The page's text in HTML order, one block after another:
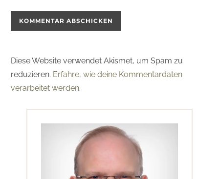
Diese Website verwendet Akismet, um Spam zu
reduzieren. Erfahre, wie deine Kommentardaten
verarbeitet werden.